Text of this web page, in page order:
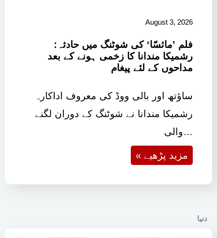
August 3, 2026
فلم ’مائسّا‘ کی شوٹنگ میں حادثہ:
رشمیکا مندانا کا زخمی ہونے کے بعد
مداحوں کے لئے پیغام
ساؤتھ اور بالی ووڈ کی معروف اداکارہ
رشمیکا مندانا نے شوٹنگ کے دوران لگنے
والی…
« مزید پڑھیے
دنیا